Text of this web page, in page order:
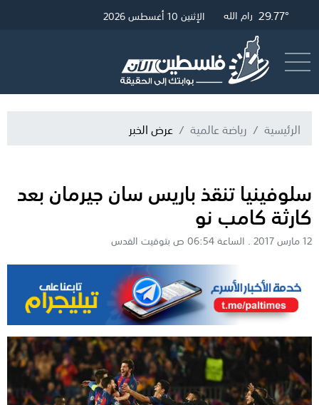
30.9° غزة 30.01° القدس 29.77° رام الله الإثنين 10 أغسطس 2026
الرئيسية رياضة عالمية عرض الخبر
سلوفينيا تنقذ باريس سان جيرمان بعد
كارثة كامب نو
12 مارس 2017 . الساعة 06:54 ص بتوقيت القدس